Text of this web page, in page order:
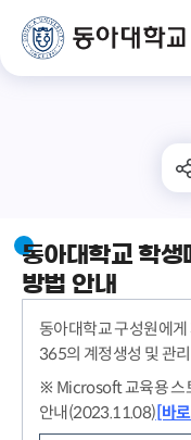
동아대학교 학
방법 안내
동아대학교 구성원에
365의 계정생성 및 관
※ Microsoft 교육용 스
안내(2023.11.08)[바